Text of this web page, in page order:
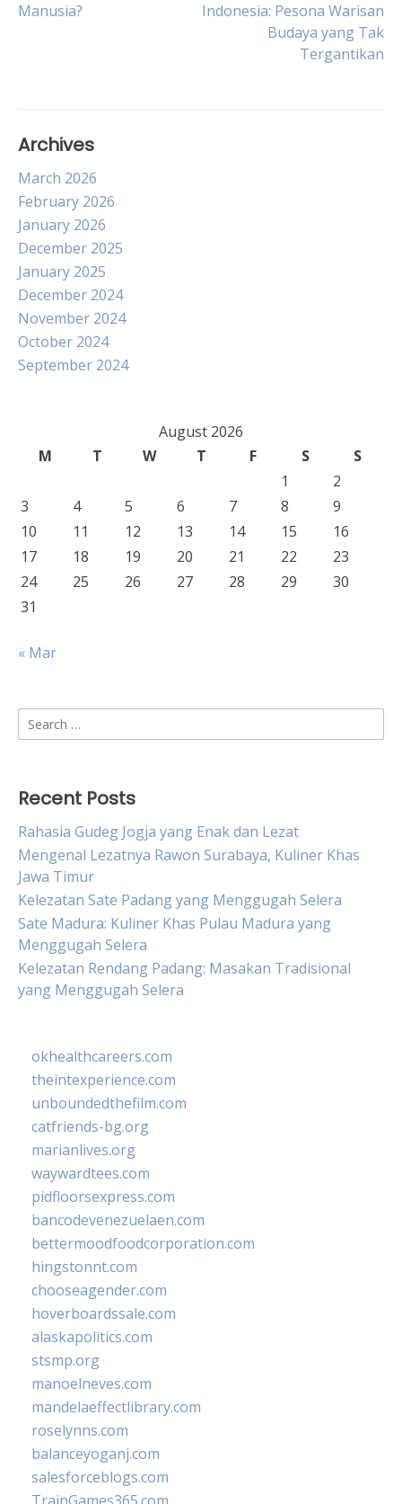
navigation
Manusia?
Indonesia: Pesona Warisan
Budaya yang Tak
Tergantikan
Archives
March 2026
February 2026
January 2026
December 2025
January 2025
December 2024
November 2024
October 2024
September 2024
August 2026
M
T W T F S
S
1
2
3
4 5 6 7 8
9
10
11 12 13 14 15
16
17
18 19 20 21 22
23
24
25 26 27 28 29
30
31
« Mar
Search
for:
Recent Posts
Rahasia Gudeg Jogja yang Enak dan Lezat
Mengenal Lezatnya Rawon Surabaya, Kuliner Khas
Jawa Timur
Kelezatan Sate Padang yang Menggugah Selera
Sate Madura: Kuliner Khas Pulau Madura yang
Menggugah Selera
Kelezatan Rendang Padang: Masakan Tradisional
yang Menggugah Selera
okhealthcareers.com
theintexperience.com
unboundedthefilm.com
catfriends-bg.org
marianlives.org
waywardtees.com
pidfloorsexpress.com
bancodevenezuelaen.com
bettermoodfoodcorporation.com
hingstonnt.com
chooseagender.com
hoverboardssale.com
alaskapolitics.com
stsmp.org
manoelneves.com
mandelaeffectlibrary.com
roselynns.com
balanceyoganj.com
salesforceblogs.com